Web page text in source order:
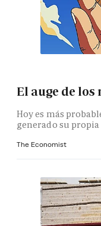
El auge de los
Hoy es más
generado su
The Economist